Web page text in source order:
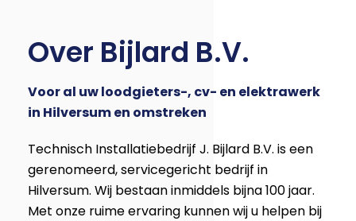
Over Bijlard B.V.
Voor al uw loodgieters-, cv- en elektrawerk
in Hilversum en omstreken
Technisch Installatiebedrijf J. Bijlard B.V. is een
gerenomeerd, servicegericht bedrijf in
Hilversum. Wij bestaan inmiddels bijna 100 jaar.
Met onze ruime ervaring kunnen wij u helpen bij